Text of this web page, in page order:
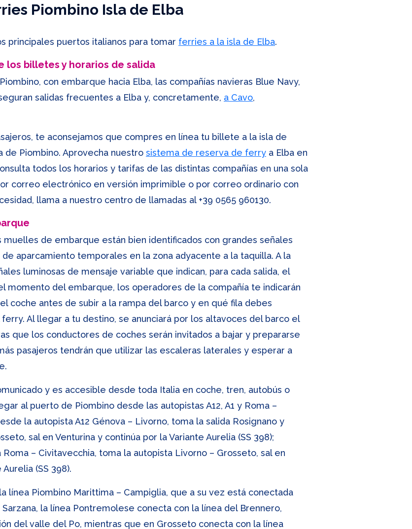
Piombino Isla de Elba
principales puertos italianos para tomar ferries a la isla de Elba.
los billetes y horarios de salida
con embarque hacia Elba, las compañías navieras Blue Navy,
salidas frecuentes a Elba y, concretamente, a Cavo,
te aconsejamos que compres en línea tu billete a la isla de
de Piombino. Aprovecha nuestro sistema de reserva de ferry a Elba en
todos los horarios y tarifas de las distintas compañías en una sola
correo electrónico en versión imprimible o por correo ordinario con
llama a nuestro centro de llamadas al +39 0565 960130.
de embarque están bien identificados con grandes señales
aparcamiento temporales en la zona adyacente a la taquilla. A la
luminosas de mensaje variable que indican, para cada salida, el
momento del embarque, los operadores de la compañía te indicarán
coche antes de subir a la rampa del barco y en qué fila debes
Al llegar a tu destino, se anunciará por los altavoces del barco el
que los conductores de coches serán invitados a bajar y prepararse
pasajeros tendrán que utilizar las escaleras laterales y esperar a
y es accesible desde toda Italia en coche, tren, autobús o
al puerto de Piombino desde las autopistas A12, A1 y Roma –
la autopista A12 Génova – Livorno, toma la salida Rosignano y
sal en Venturina y continúa por la Variante Aurelia (SS 398);
– Civitavecchia, toma la autopista Livorno – Grosseto, sal en
(SS 398).
línea Piombino Marittima – Campiglia, que a su vez está conectada
Sarzana, la línea Pontremolese conecta con la línea del Brennero,
del valle del Po, mientras que en Grosseto conecta con la línea